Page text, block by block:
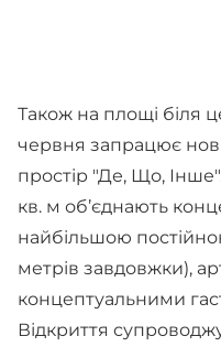
Також на площі біля
червня запрацює
простір "Де, Що,
кв. м об’єднають
найбільшою
метрів завдовжки),
концептуальними
Відкриття